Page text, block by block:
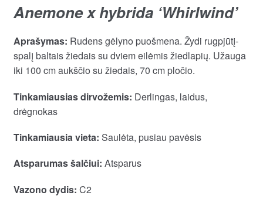
Anemone x hybrida ‘Whirlwind’
Aprašymas: Rudens gėlyno puošmena. Žydi rugpjūtį-
spalį baltais žiedais su dviem eilėmis žiedlapių. Užauga
iki 100 cm aukščio su žiedais, 70 cm pločio.
Tinkamiausias dirvožemis: Derlingas, laidus,
drėgnokas
Tinkamiausia vieta: Saulėta, pusiau pavėsis
Atsparumas šalčiui: Atsparus
Vazono dydis: C2